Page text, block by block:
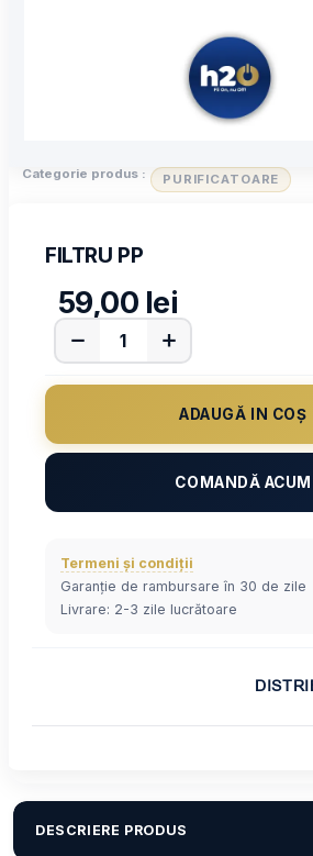
Categorie produs : PURIFICATOARE
FILTRU PP
59,00 lei
ADAUGĂ IN COȘ
COMANDĂ ACUM
Termeni și condiții
Garanție de rambursare în 30 de zile
Livrare: 2-3 zile lucrătoare
DESCRIERE PRODUS